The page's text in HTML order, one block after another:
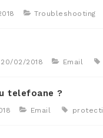
Troubleshooting
20/02/2018 Email
telefoane ?
Email